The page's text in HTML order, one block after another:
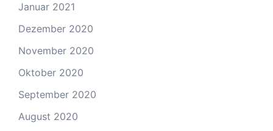
Januar 2021
Dezember 2020
November 2020
Oktober 2020
September 2020
August 2020